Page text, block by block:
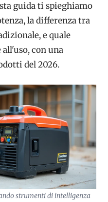
guida ti spieghiamo
la differenza tra
e quale
con una
del 2026.
strumenti di intelligenza